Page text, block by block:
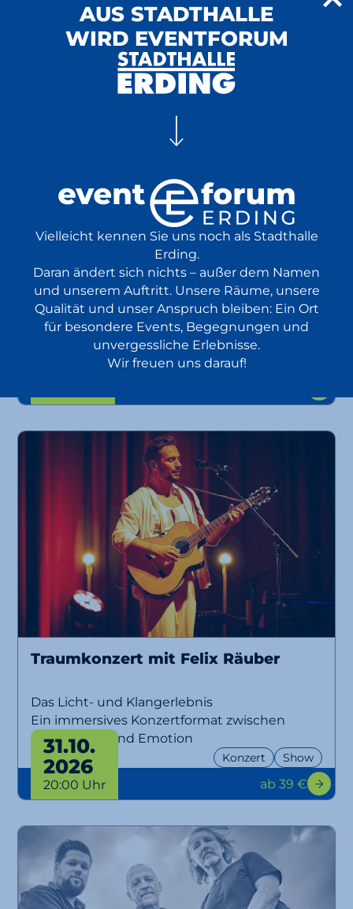
20:00 Uhr ab 32 €
BR Brettl-Spitzen LIVE
in Starbesetzung live vor Ort
Comedy
Volksmusik
25.10.
Traumkonzert mit Felix Räuber
Das Licht- und Klangerlebnis
Ein immersives Konzertformat zwischen
Musik, Licht und Emotion
Konzert Show
31.10.
2026
20:00 Uhr ab 39 €
AUS STADTHALLE
WIRD EVENTFORUM
Vielleicht kennen Sie uns noch als Stadthalle
Erding.
Daran ändert sich nichts – außer dem Namen
und unserem Auftritt. Unsere Räume, unsere
Qualität und unser Anspruch bleiben: Ein Ort
für besondere Events, Begegnungen und
unvergessliche Erlebnisse.
Wir freuen uns darauf!